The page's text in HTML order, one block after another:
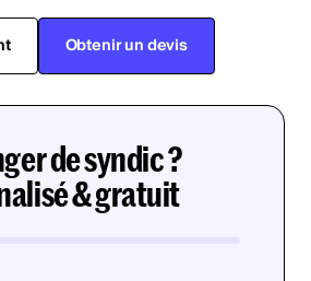
Obtenir un devis
de syndic ?
& gratuit